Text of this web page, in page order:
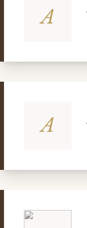
A
A